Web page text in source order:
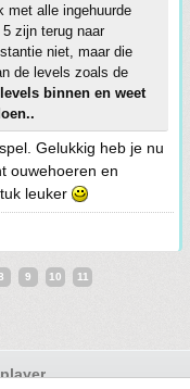
met alle ingehuurde
zijn terug naar
niet, maar die
de levels zoals de
binnen en weet
Gelukkig heb je nu
ouwehoeren en
leuker
9 10 11